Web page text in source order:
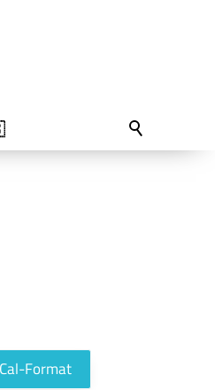
Format